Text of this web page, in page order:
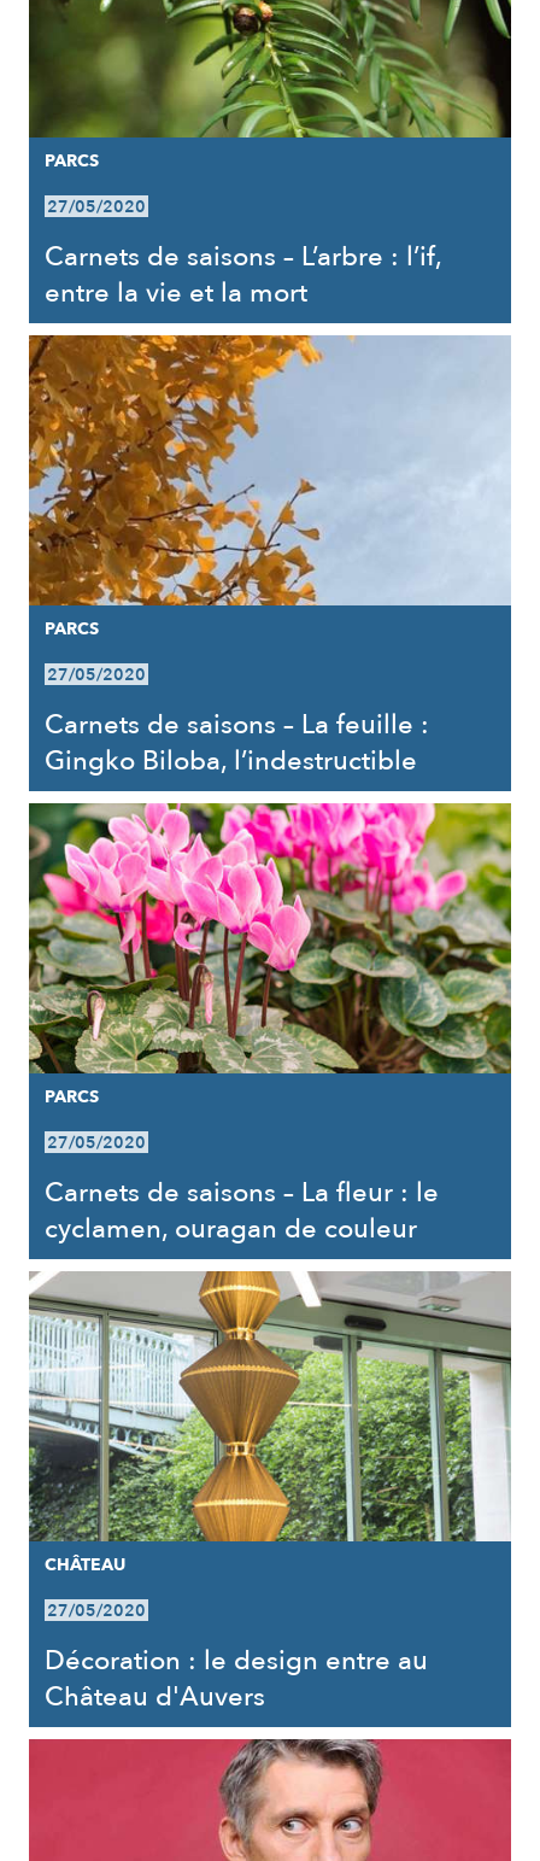
PARCS
27/05/2020
Carnets de saisons – L’arbre : l’if,
entre la vie et la mort
PARCS
27/05/2020
Carnets de saisons – La feuille :
Gingko Biloba, l’indestructible
PARCS
27/05/2020
Carnets de saisons – La fleur : le
cyclamen, ouragan de couleur
CHÂTEAU
27/05/2020
Décoration : le design entre au
Château d'Auvers